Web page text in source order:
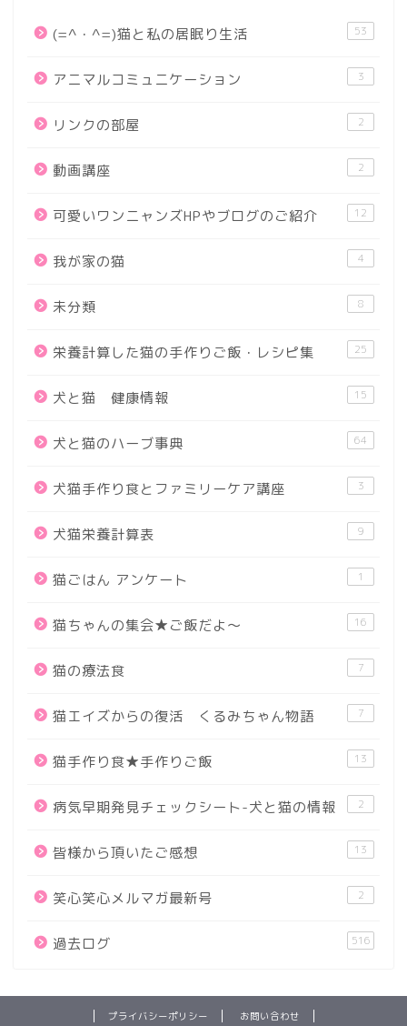
(=^・^=)猫と私の居眠り生活 53
アニマルコミュニケーション 3
リンクの部屋 2
動画講座 2
可愛いワンニャンズHPやブログのご紹介 12
我が家の猫 4
未分類 8
栄養計算した猫の手作りご飯・レシピ集 25
犬と猫 健康情報 15
犬と猫のハーブ事典 64
犬猫手作り食とファミリーケア講座 3
犬猫栄養計算表 9
猫ごはん アンケート 1
猫ちゃんの集会★ご飯だよ～ 16
猫の療法食 7
猫エイズからの復活 くるみちゃん物語 7
猫手作り食★手作りご飯 13
病気早期発見チェックシート-犬と猫の情報 2
皆様から頂いたご感想 13
笑心笑心メルマガ最新号 2
過去ログ 516
プライバシーポリシー お問い合わせ